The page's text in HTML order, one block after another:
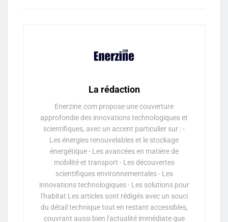
La rédaction
Enerzine.com propose une couverture
approfondie des innovations technologiques et
scientifiques, avec un accent particulier sur : -
Les énergies renouvelables et le stockage
énergétique - Les avancées en matière de
mobilité et transport - Les découvertes
scientifiques environnementales - Les
innovations technologiques - Les solutions pour
l'habitat Les articles sont rédigés avec un souci
du détail technique tout en restant accessibles,
couvrant aussi bien l'actualité immédiate que